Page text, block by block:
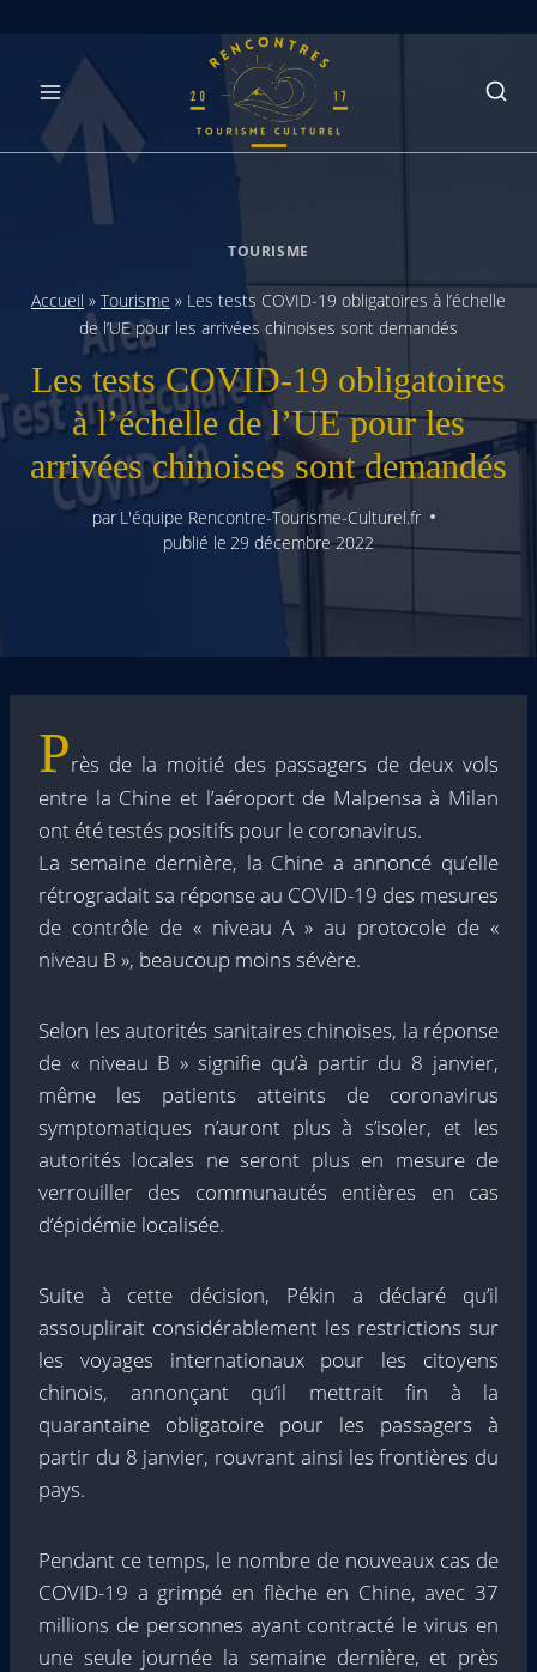
content
TOURISME
Accueil » Tourisme » Les tests COVID-19 obligatoires à l’échelle
de l’UE pour les arrivées chinoises sont demandés
Les tests COVID-19 obligatoires
à l’échelle de l’UE pour les
arrivées chinoises sont demandés
par L'équipe Rencontre-Tourisme-Culturel.fr
publié le 29 décembre 2022
Près de la moitié des passagers de deux vols
entre la Chine et l’aéroport de Malpensa à Milan
ont été testés positifs pour le coronavirus.
La semaine dernière, la Chine a annoncé qu’elle
rétrogradait sa réponse au COVID-19 des mesures
de contrôle de « niveau A » au protocole de «
niveau B », beaucoup moins sévère.
Selon les autorités sanitaires chinoises, la réponse
de « niveau B » signifie qu’à partir du 8 janvier,
même les patients atteints de coronavirus
symptomatiques n’auront plus à s’isoler, et les
autorités locales ne seront plus en mesure de
verrouiller des communautés entières en cas
d’épidémie localisée.
Suite à cette décision, Pékin a déclaré qu’il
assouplirait considérablement les restrictions sur
les voyages internationaux pour les citoyens
chinois, annonçant qu’il mettrait fin à la
quarantaine obligatoire pour les passagers à
partir du 8 janvier, rouvrant ainsi les frontières du
pays.
Pendant ce temps, le nombre de nouveaux cas de
COVID-19 a grimpé en flèche en Chine, avec 37
millions de personnes ayant contracté le virus en
une seule journée la semaine dernière, et près